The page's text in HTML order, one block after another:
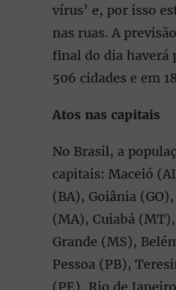
vírus’ e, por isso
nas ruas. A
final do dia haverá
506 cidades e em
Atos nas capitais
No Brasil, a
capitais: Maceió
(BA), Goiânia
(MA), Cuiabá
Grande (MS),
Pessoa (PB),